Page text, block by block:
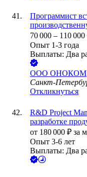
Программист
70 000 – 110 000
Опыт 1-3 года
Выплаты: Два
ООО ОНОКОМ
Санкт-
Откликнуться
R&D Project
разработке
от 180 000 ₽ за
Опыт 3-6 лет
Выплаты: Два